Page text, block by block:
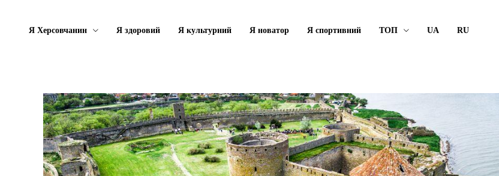
Я Херсовчанин Я здоровий Я культурний Я новатор Я спортивний ТОП UA RU